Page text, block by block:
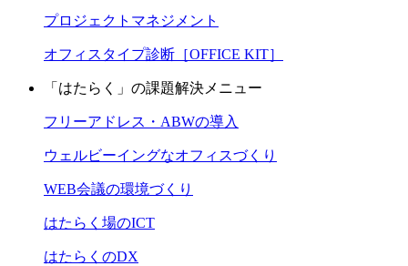
プロジェクトマネジメント
オフィスタイプ診断［OFFICE KIT］
「はたらく」の課題解決メニュー
フリーアドレス・ABWの導入
ウェルビーイングなオフィスづくり
WEB会議の環境づくり
はたらく場のICT
はたらくのDX